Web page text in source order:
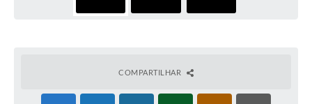
COMPARTILHAR